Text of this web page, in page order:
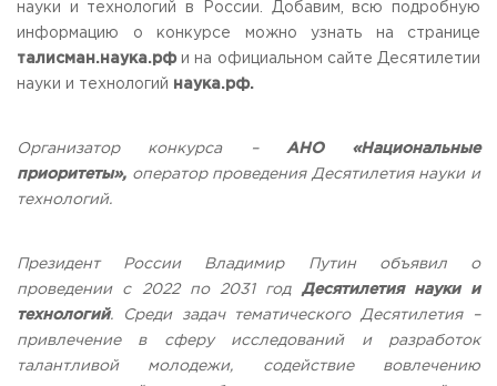
науки и технологий в России. Добавим, всю подробную
информацию о конкурсе можно узнать на странице
талисман.наука.рфи на официальном сайте Десятилетии
науки и технологий наука.рф.
Организатор конкурса –
АНО «Национальные
приоритеты», оператор проведения Десятилетия науки и
технологий.
Президент России Владимир Путин объявил о
проведении с 2022 по 2031 год Десятилетия науки и
технологий. Среди задач тематического Десятилетия –
привлечение в сферу исследований и разработок
талантливой молодежи, содействие вовлечению